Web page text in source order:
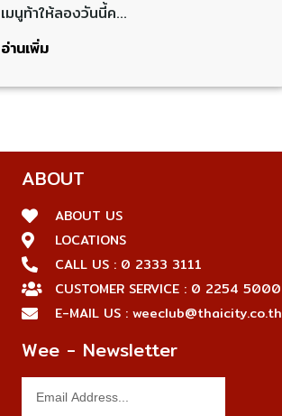
เมนูท้าให้ลองวันนี้ค…
อ่านเพิ่ม
ABOUT
ABOUT US
LOCATIONS
CALL US : 0 2333 3111
CUSTOMER SERVICE : 0 2254 5000
E-MAIL US : weeclub@thaicity.co.th
Wee - Newsletter